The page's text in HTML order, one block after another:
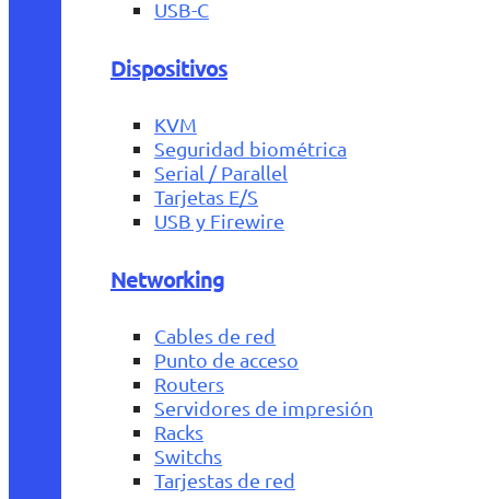
USB-C
Dispositivos
KVM
Seguridad biométrica
Serial / Parallel
Tarjetas E/S
USB y Firewire
Networking
Cables de red
Punto de acceso
Routers
Servidores de impresión
Racks
Switchs
Tarjestas de red